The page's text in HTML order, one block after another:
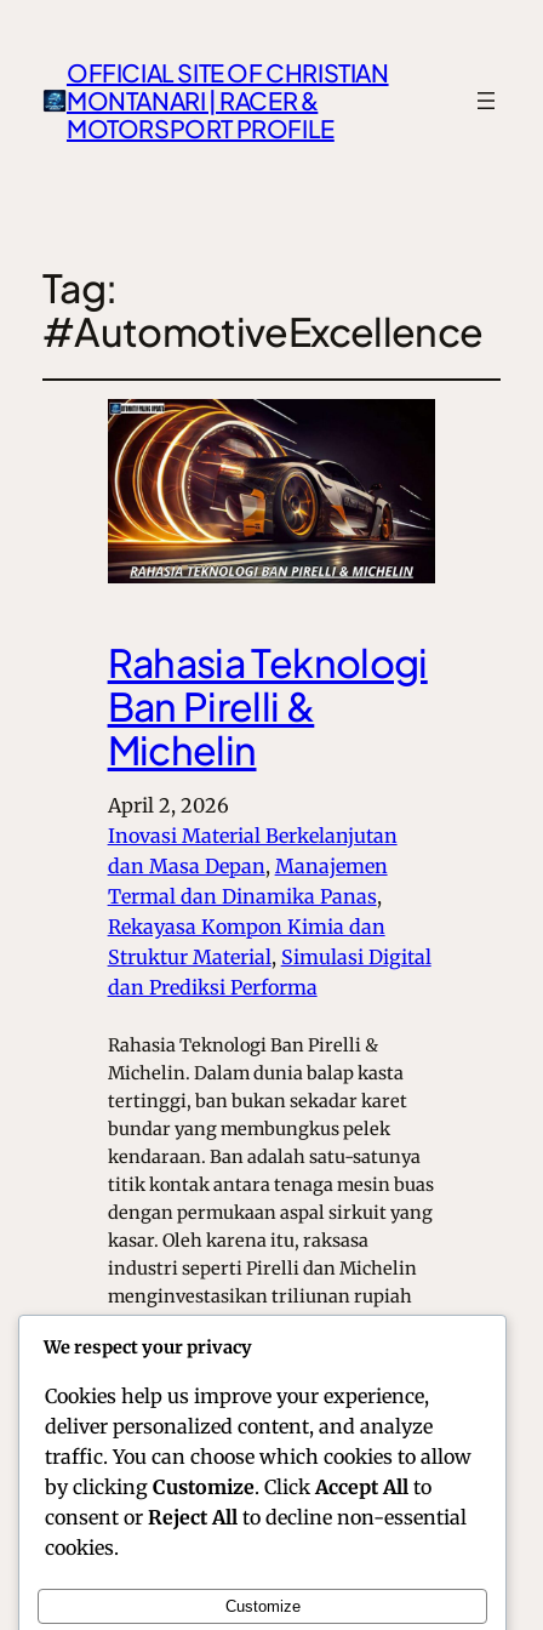
OFFICIAL SITE OF CHRISTIAN
MONTANARI | RACER &
MOTORSPORT PROFILE
Tag:
#AutomotiveExcellence
Rahasia Teknologi
Ban Pirelli &
Michelin
April 2, 2026
Inovasi Material Berkelanjutan
dan Masa Depan, Manajemen
Termal dan Dinamika Panas ,
Rekayasa Kompon Kimia dan
Struktur Material, Simulasi Digital
dan Prediksi Performa
Rahasia Teknologi Ban Pirelli &
Michelin. Dalam dunia balap kasta
tertinggi, ban bukan sekadar karet
bundar yang membungkus pelek
kendaraan. Ban adalah satu-satunya
titik kontak antara tenaga mesin buas
dengan permukaan aspal sirkuit yang
kasar. Oleh karena itu, raksasa
industri seperti Pirelli dan Michelin
menginvestasikan triliunan rupiah
Mereka berlomba menciptakan
We respect your privacy
Cookies help us improve your experience,
deliver personalized content, and analyze
traffic. You can choose which cookies to allow
by clicking Customize. Click Accept All to
consent or Reject All to decline non-essential
cookies.
Customize